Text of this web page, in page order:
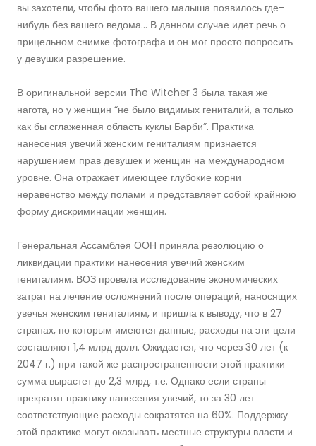
вы захотели, чтобы фото вашего малыша появилось где-
нибудь без вашего ведома… В данном случае идет речь о
прицельном снимке фотографа и он мог просто попросить
у девушки разрешение.
В оригинальной версии The Witcher 3 была такая же
нагота, но у женщин “не было видимых гениталий, а только
как бы сглаженная область куклы Барби”. Практика
нанесения увечий женским гениталиям признается
нарушением прав девушек и женщин на международном
уровне. Она отражает имеющее глубокие корни
неравенство между полами и представляет собой крайнюю
форму дискриминации женщин.
Генеральная Ассамблея ООН приняла резолюцию о
ликвидации практики нанесения увечий женским
гениталиям. ВОЗ провела исследование экономических
затрат на лечение осложнений после операций, наносящих
увечья женским гениталиям, и пришла к выводу, что в 27
странах, по которым имеются данные, расходы на эти цели
составляют 1,4 млрд долл. Ожидается, что через 30 лет (к
2047 г.) при такой же распространенности этой практики
сумма вырастет до 2,3 млрд, т.е. Однако если страны
прекратят практику нанесения увечий, то за 30 лет
соответствующие расходы сократятся на 60%. Поддержку
этой практике могут оказывать местные структуры власти и